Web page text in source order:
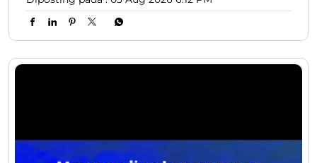
berhasil bertahan 12 tahun dan menjawab kebutuhan
#LionParcel
#BeraniDiandelin